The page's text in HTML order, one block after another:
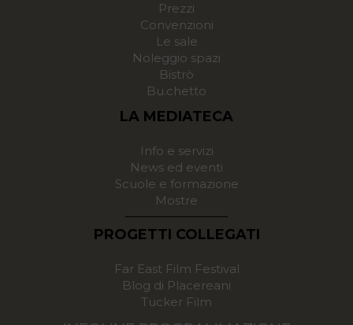
Prezzi
Convenzioni
Le sale
Noleggio spazi
Bistrò
Bu.chetto
LA MEDIATECA
Info e servizi
News ed eventi
Scuole e formazione
Mostre
PROGETTI COLLEGATI
Far East Film Festival
Blog di Placereani
Tucker Film